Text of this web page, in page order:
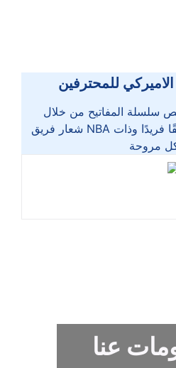
للمحترفين
سلسلة المفاتيح من خلال
شعار فريق NBA المفضل لديك ، مما يجعله ملحقًا فريدًا وذات
عنا